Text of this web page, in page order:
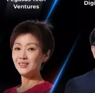
3. เมกะโปรเจกต์จะมีคว
และความกดดันทางการเ
(benchmarking) กับโค
เพิ่มมากขึ้นอย่างชัดเจน
4. ธุรกิจต่างสนใจในตลา